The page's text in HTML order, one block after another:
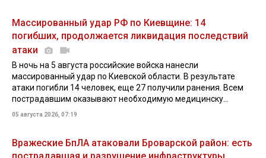
Массированный удар РФ по Киевщине: 14
погибших, продолжается ликвидация последствий
атаки
В ночь на 5 августа российские войска нанесли
массированный удар по Киевской области. В результате
атаки погибли 14 человек, еще 27 получили ранения. Всем
пострадавшим оказывают необходимую медицинску...
05 августа 2026, 07:19
Вражеские БпЛА атаковали Броварской район: есть